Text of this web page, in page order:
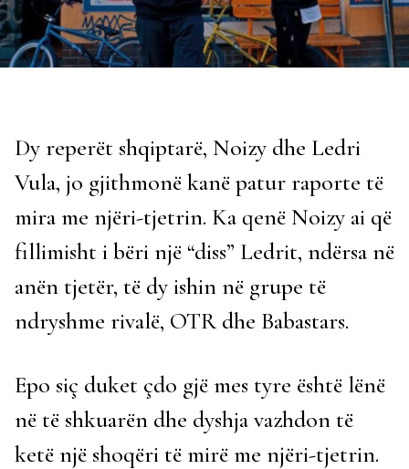
Dy reperët shqiptarë, Noizy dhe Ledri
Vula, jo gjithmonë kanë patur raporte të
mira me njëri-tjetrin. Ka qenë Noizy ai që
fillimisht i bëri një “diss” Ledrit, ndërsa në
anën tjetër, të dy ishin në grupe të
ndryshme rivalë, OTR dhe Babastars.
Epo siç duket çdo gjë mes tyre është lënë
në të shkuarën dhe dyshja vazhdon të
ketë një shoqëri të mirë me njëri-tjetrin.